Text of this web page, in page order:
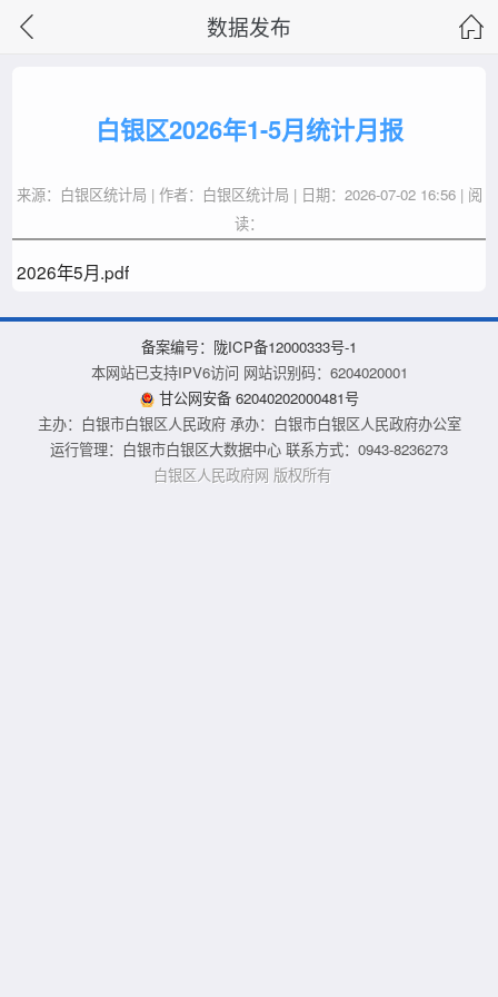
数据发布
白银区2026年1-5月统计月报
来源：白银区统计局 | 作者：白银区统计局 | 日期：2026-07-02 16:56 | 阅
读：
2026年5月.pdf
备案编号：陇ICP备12000333号-1
本网站已支持IPV6访问 网站识别码：6204020001
甘公网安备 62040202000481号
主办：白银市白银区人民政府 承办：白银市白银区人民政府办公室
运行管理：白银市白银区大数据中心 联系方式：0943-8236273
白银区人民政府网 版权所有